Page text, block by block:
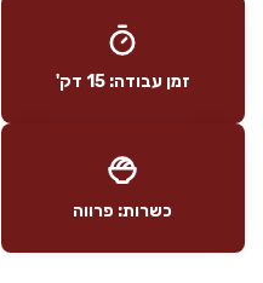
זמן עבודה: 15 דק'
כשרות: פרווה